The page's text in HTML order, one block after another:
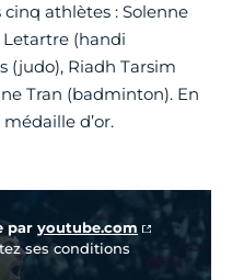
athlètes : Solenne
Letartre (handi
(judo), Riadh Tarsim
Tran (badminton). En
d’or.
par youtube.com
ses conditions